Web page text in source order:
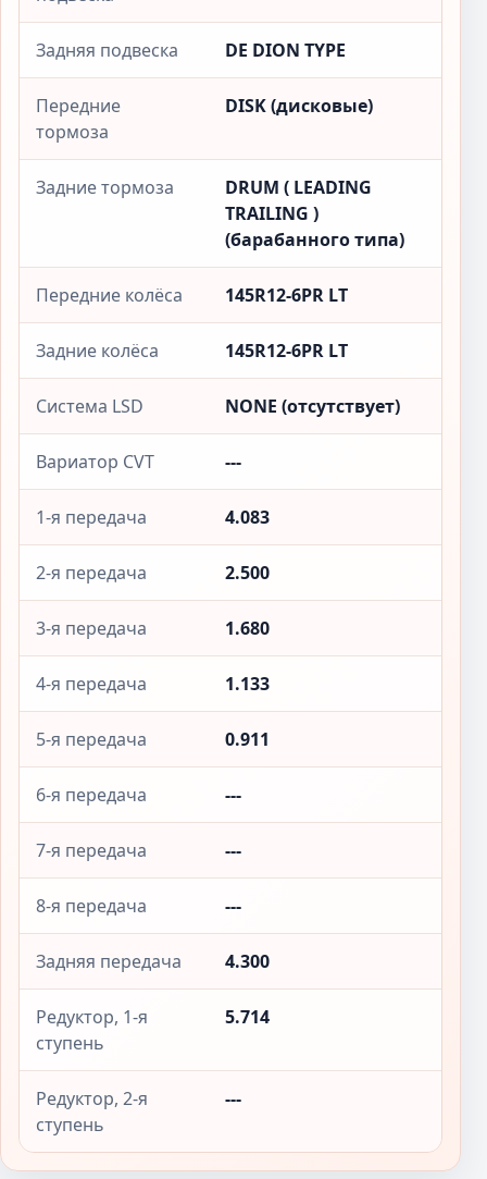
Задняя подвеска DE DION TYPE
Передние
тормоза
DISK (дисковые)
Задние тормоза
DRUM ( LEADING
TRAILING )
(барабанного типа)
Передние колёса 145R12-6PR LT
Задние колёса 145R12-6PR LT
Система LSD NONE (отсутствует)
Вариатор CVT ---
1-я передача 4.083
2-я передача 2.500
3-я передача 1.680
4-я передача 1.133
5-я передача 0.911
6-я передача ---
7-я передача ---
8-я передача ---
Задняя передача 4.300
Редуктор, 1-я
ступень
5.714
Редуктор, 2-я
ступень
---